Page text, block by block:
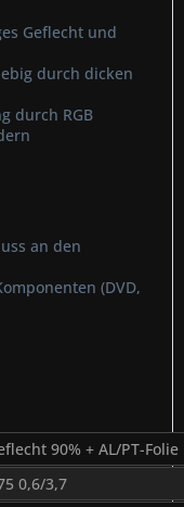
Geflecht und
durch dicken
durch RGB
an den
(DVD,
90% + AL/PT-Folie
0,6/3,7